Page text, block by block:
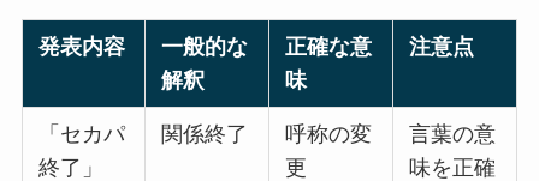
発表内容
一般的な
解釈
正確な意
味
注意点
「セカパ
終了」
関係終了
呼称の変
更
言葉の意
味を正確